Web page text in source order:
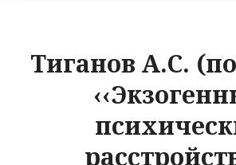
Тиганов А.С.